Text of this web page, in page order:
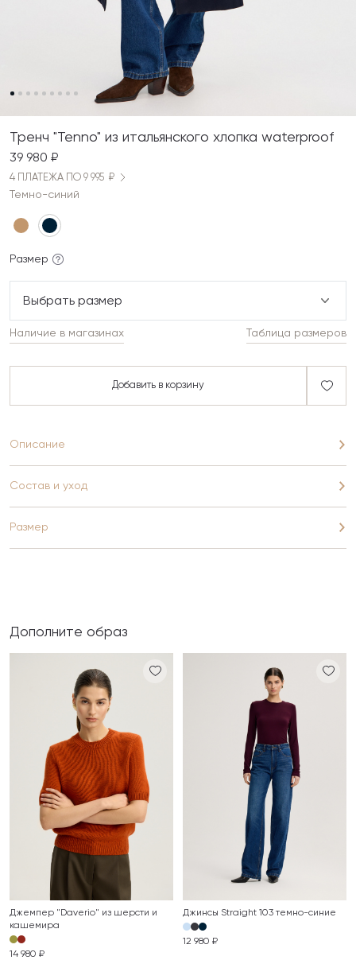
Тренч "Tenno" из итальянского хлопка waterproof
39 980 ₽
4 ПЛАТЕЖА ПО 9 995 ₽
Темно-синий
Размер
Выбрать размер
Таблица размеров
Наличие в магазинах
Добавить в корзину
Описание
Состав и уход
Размер
Дополните образ
Джемпер "Daverio" из шерсти и
кашемира
14 980 ₽
Джинсы Straight 103 темно-синие
12 980 ₽